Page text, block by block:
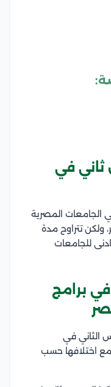
ثاني في
الجامعات المصرية
تتراوح مدة
للجامعات
برامج
الثاني في
مع اختلافها حسب